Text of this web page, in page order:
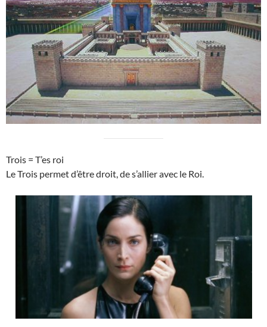
Trois = T’es roi
Le Trois permet d’être droit, de s’allier avec le Roi.